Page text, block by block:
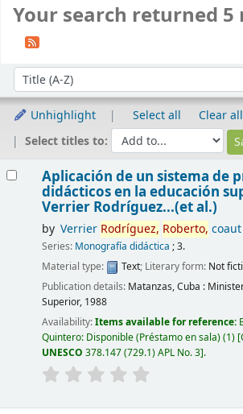
Your search returned 5
Sort by:
Unhighlight Select all
Clear all
Select titles to:
Aplicación de un sistema de
didácticos en la educación
Verrier Rodríguez...(et al.)
by Verrier Rodríguez, Roberto, coaut
Series: Monografía didáctica ; 3.
Material type:
Text; Literary form: Not
Publication details: Matanzas, Cuba :
Superior, 1988
Availability:Items available for reference:
Quintero: Disponible (Préstamo en sala)(1)
UNESCO 378.147 (729.1) APL No. 3 .